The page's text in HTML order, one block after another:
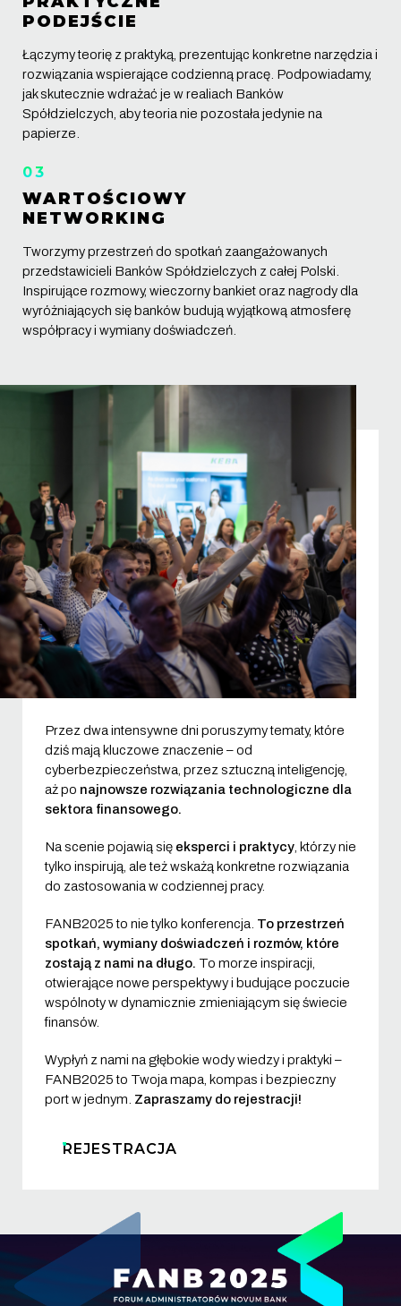
PODEJŚCIE
Łączymy teorię z praktyką, prezentując konkretne narzędzia i
rozwiązania wspierające codzienną pracę. Podpowiadamy,
jak skutecznie wdrażać je w realiach Banków
Spółdzielczych, aby teoria nie pozostała jedynie na
papierze.
03
WARTOŚCIOWY
NETWORKING
Tworzymy przestrzeń do spotkań zaangażowanych
przedstawicieli Banków Spółdzielczych z całej Polski.
Inspirujące rozmowy, wieczorny bankiet oraz nagrody dla
wyróżniających się banków budują wyjątkową atmosferę
współpracy i wymiany doświadczeń.
Przez dwa intensywne dni poruszymy tematy, które
dziś mają kluczowe znaczenie – od
cyberbezpieczeństwa, przez sztuczną inteligencję,
aż po najnowsze rozwiązania technologiczne dla
sektora finansowego.
Na scenie pojawią się eksperci i praktycy , którzy nie
tylko inspirują, ale też wskażą konkretne rozwiązania
do zastosowania w codziennej pracy.
FANB2025 to nie tylko konferencja. To przestrzeń
spotkań, wymiany doświadczeń i rozmów, które
zostają z nami na długo. To morze inspiracji,
otwierające nowe perspektywy i budujące poczucie
wspólnoty w dynamicznie zmieniającym się świecie
finansów.
Wypłyń z nami na głębokie wody wiedzy i praktyki –
FANB2025 to Twoja mapa, kompas i bezpieczny
port w jednym. Zapraszamy do rejestracji!
REJESTRACJA